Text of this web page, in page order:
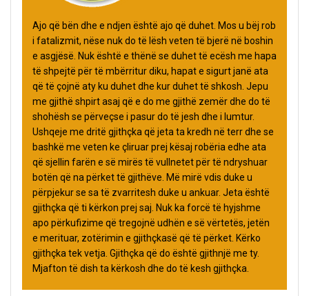
Ajo që bën dhe e ndjen është ajo që duhet. Mos u bëj rob
i fatalizmit, nëse nuk do të lësh veten të bjerë në boshin
e asgjësë. Nuk është e thënë se duhet të ecësh me hapa
të shpejtë për të mbërritur diku, hapat e sigurt janë ata
që të çojnë aty ku duhet dhe kur duhet të shkosh. Jepu
me gjithë shpirt asaj që e do me gjithë zemër dhe do të
shohësh se përveçse i pasur do të jesh dhe i lumtur.
Ushqeje me dritë gjithçka që jeta ta kredh në terr dhe se
bashkë me veten ke çliruar prej kësaj robëria edhe ata
që sjellin farën e së mirës të vullnetet për të ndryshuar
botën që na përket të gjithëve. Më mirë vdis duke u
përpjekur se sa të zvarritesh duke u ankuar. Jeta është
gjithçka që ti kërkon prej saj. Nuk ka forcë të hyjshme
apo përkufizime që tregojnë udhën e së vërtetës, jetën
e merituar, zotërimin e gjithçkasë që të përket. Kërko
gjithçka tek vetja. Gjithçka që do është gjithnjë me ty.
Mjafton të dish ta kërkosh dhe do të kesh gjithçka.